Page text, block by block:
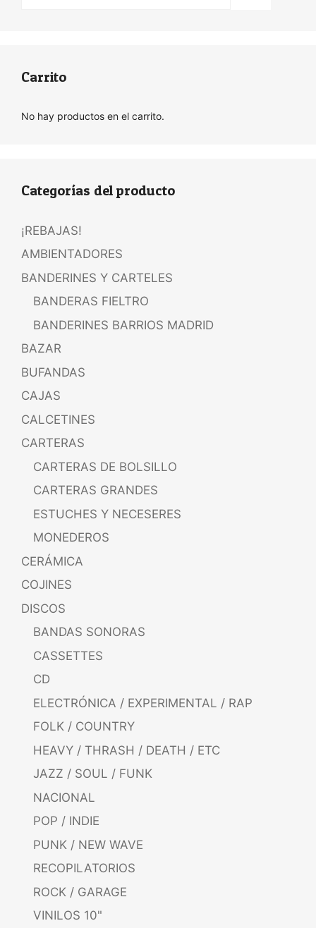
Carrito
No hay productos en el carrito.
Categorías del producto
¡REBAJAS!
AMBIENTADORES
BANDERINES Y CARTELES
BANDERAS FIELTRO
BANDERINES BARRIOS MADRID
BAZAR
BUFANDAS
CAJAS
CALCETINES
CARTERAS
CARTERAS DE BOLSILLO
CARTERAS GRANDES
ESTUCHES Y NECESERES
MONEDEROS
CERÁMICA
COJINES
DISCOS
BANDAS SONORAS
CASSETTES
CD
ELECTRÓNICA / EXPERIMENTAL / RAP
FOLK / COUNTRY
HEAVY / THRASH / DEATH / ETC
JAZZ / SOUL / FUNK
NACIONAL
POP / INDIE
PUNK / NEW WAVE
RECOPILATORIOS
ROCK / GARAGE
VINILOS 10"